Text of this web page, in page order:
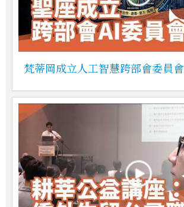
梵蒂岡成立人工智慧跨部會委員會